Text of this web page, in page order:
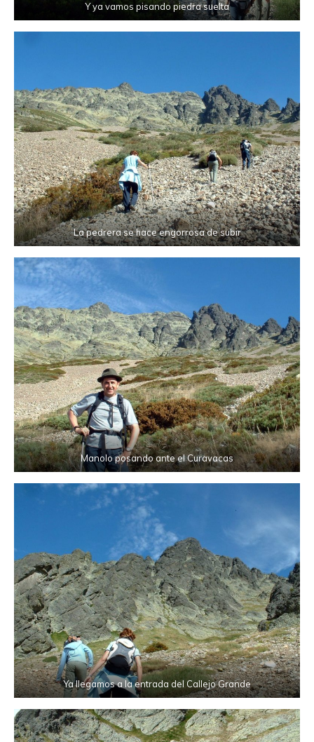
Y ya vamos pisando piedra suelta
La pedrera se hace engorrosa de subir
Manolo posando ante el Curavacas
Ya llegamos a la entrada del Callejo Grande